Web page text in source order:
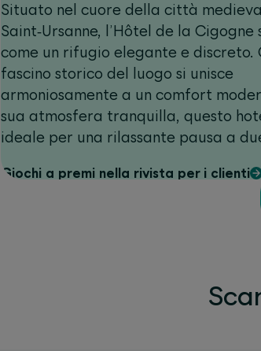
Situato nel cuore della città
Saint‑Ursanne, l’Hôtel de la Cigogne
come un rifugio elegante e discreto.
fascino storico del luogo si unisce
armoniosamente a un comfort
sua atmosfera tranquilla, questo
ideale per una rilassante pausa a
Giochi a premi nella rivista per i clienti